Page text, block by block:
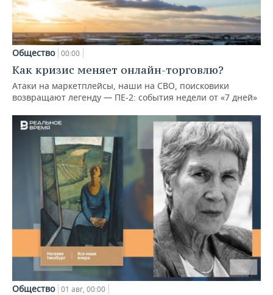
Общество 00:00
Как кризис меняет онлайн-торговлю?
Атаки на маркетплейсы, наши на СВО, поисковики
возвращают легенду — ПЕ-2: события недели от «7 дней»
Общество 01 авг, 00:00